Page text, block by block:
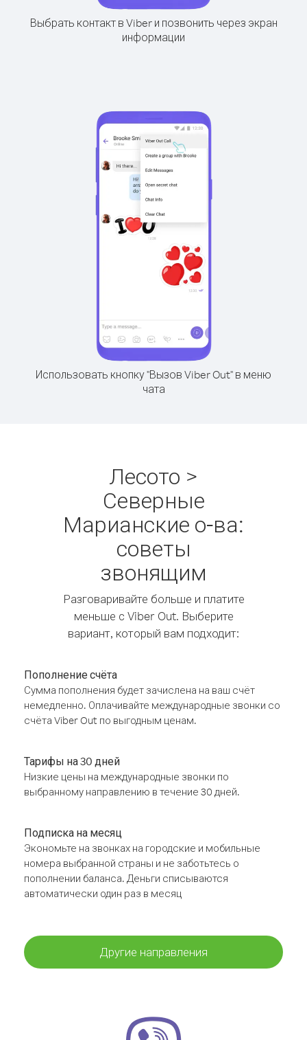
Выбрать контакт в Viber и позвонить через экран
информации
Использовать кнопку "Вызов Viber Out" в меню
чата
Лесото >
Северные
Марианские о-ва:
советы
звонящим
Разговаривайте больше и платите
меньше с Viber Out. Выберите
вариант, который вам подходит:
Пополнение счёта
Сумма пополнения будет зачислена на ваш счёт
немедленно. Оплачивайте международные звонки со
счёта Viber Out по выгодным ценам.
Тарифы на 30 дней
Низкие цены на международные звонки по
выбранному направлению в течение 30 дней.
Подписка на месяц
Экономьте на звонках на городские и мобильные
номера выбранной страны и не заботьтесь о
пополнении баланса. Деньги списываются
автоматически один раз в месяц
Другие направления